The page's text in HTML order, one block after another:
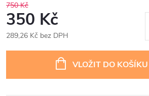
750 Kč
350 Kč
289,26 Kč bez DPH
VLOŽIT DO KOŠÍKU